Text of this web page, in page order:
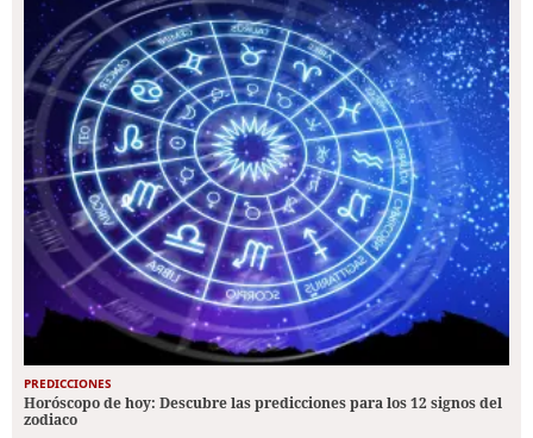
PREDICCIONES
Horóscopo de hoy: Descubre las predicciones para los 12 signos del
zodiaco